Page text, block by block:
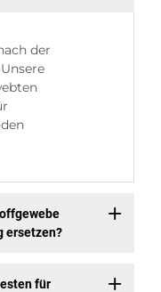
der
ersetzen?
für